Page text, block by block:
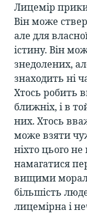
Лицемір
Він може
але для
істину. Він
знедолених,
знаходить ні
Хтось робить
ближніх, і в
них. Хтось
може взяти
ніхто цього
намагатися
вищими
більшість
лицемірна і